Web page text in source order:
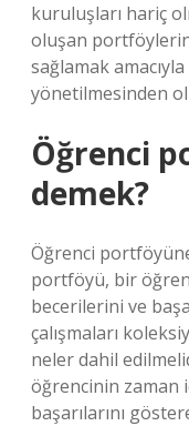
kuruluşları hariç
oluşan
sağlamak
yönetilmesinden
Öğrenci
demek?
Öğrenci
portföyü, bir
becerilerini ve
çalışmaları
neler dahil
öğrencinin zaman
başarılarını